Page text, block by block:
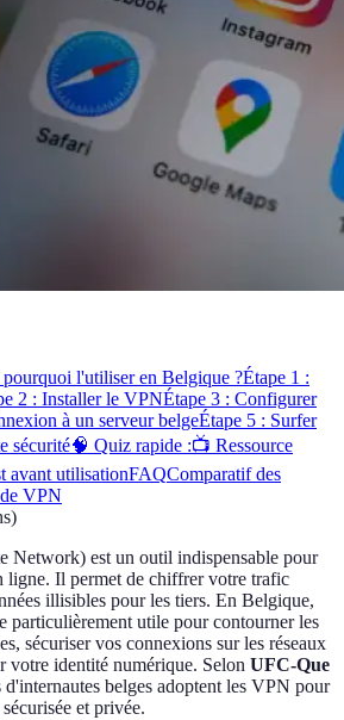
l'utiliser en Belgique ?Étape 1 :
2 : Installer le VPNÉtape 3 : Configurer
à un serveur belgeÉtape 5 : Surfer
sécurité🧠 Quiz rapide :📺 Ressource
avant utilisationFAQComparatif des
VPN
)
Network) est un outil indispensable pour
ligne. Il permet de chiffrer votre trafic
illisibles pour les tiers. En Belgique,
particulièrement utile pour contourner les
sécuriser vos connexions sur les réseaux
votre identité numérique. Selon UFC-Que
d'internautes belges adoptent les VPN pour
et privée.